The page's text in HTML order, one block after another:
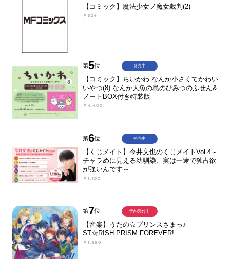
【コミック】魔法少女ノ魔女裁判(2)
￥924
第5位
【コミック】ちいかわ なんか小さくてかわい
いやつ(8) なんか人魚の島のひみつのふせん&
ノートBOX付き特装版
￥4,400
発売中
第6位
【くじメイト】今井文也のくじメイトVol.4～
チャラめに見える幼馴染、実は一途で独占欲
が強いんです～
￥1,100
発売中
第7位
【音楽】うたの☆プリンスさまっ♪
ST☆RISH PRISM FOREVER!
￥1,650
予約受付中